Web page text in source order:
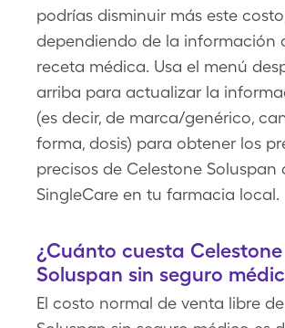
podrías disminuir más este
dependiendo de la información
receta médica. Usa el menú
arriba para actualizar la
(es decir, de marca/genérico,
forma, dosis) para obtener los
precisos de Celestone Soluspan
SingleCare en tu farmacia local.
¿Cuánto cuesta Celestone
Soluspan sin seguro
El costo normal de venta libre